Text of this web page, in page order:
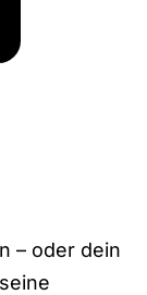
– oder dein